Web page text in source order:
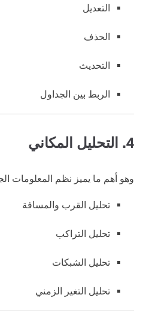
التعديل
الحذف
التحديث
الربط بين الجداول
4. التحليل المكاني
وهو أهم ما يميز نظم المعلومات
تحليل القرب والمسافة
تحليل التراكب
تحليل الشبكات
تحليل التغير الزمني